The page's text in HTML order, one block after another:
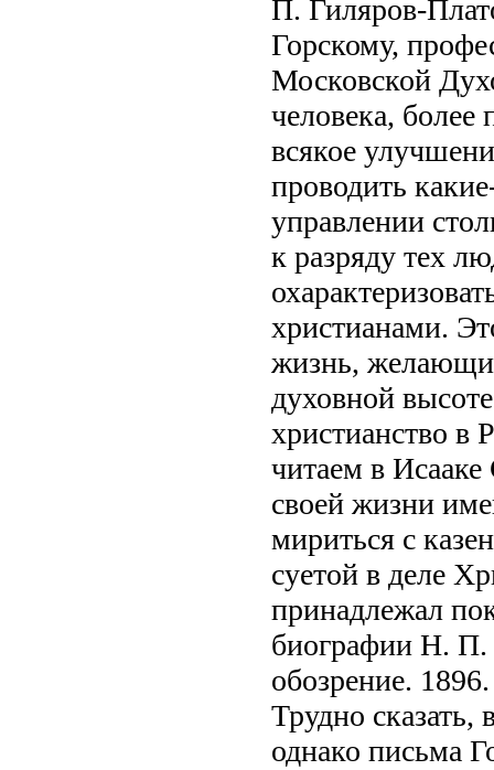
П. Гиляров-
Горскому,
Московской
человека, более
всякое
проводить
управлении
к разряду тех
христианами.
жизнь,
духовной
христианство в
читаем в
своей жизни
мириться с
суетой в деле
принадлежал
биографии Н. П.
обозрение.
Трудно сказать,
однако письма